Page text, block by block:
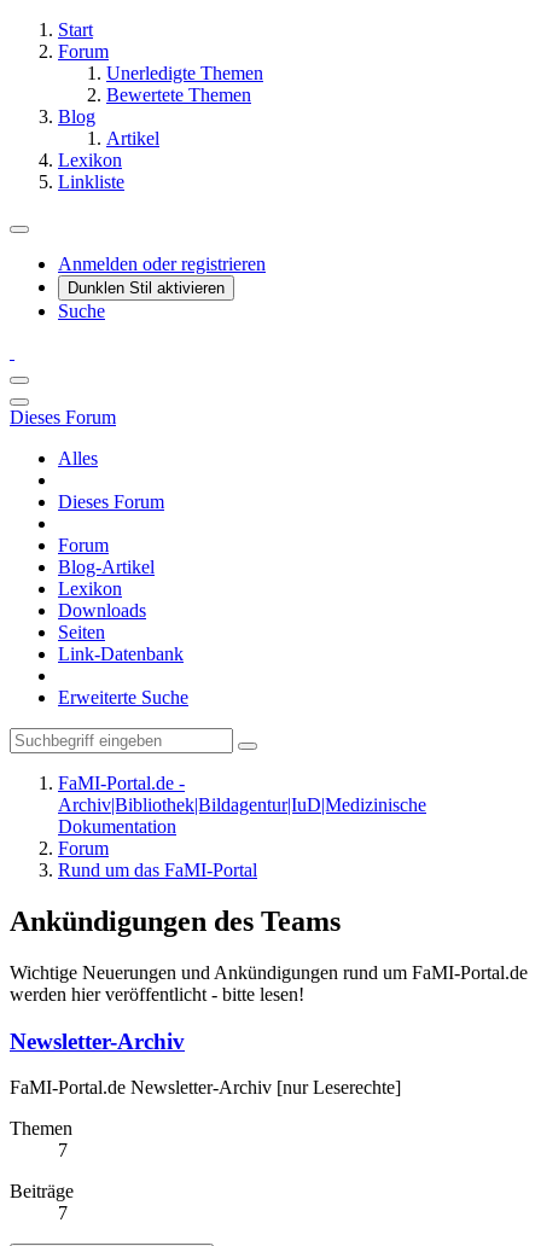
Start
Forum
Unerledigte Themen
Bewertete Themen
Blog
Artikel
Lexikon
Linkliste
Anmelden oder registrieren
Dunklen Stil aktivieren
Suche
Dieses Forum
Alles
Dieses Forum
Forum
Blog-Artikel
Lexikon
Downloads
Seiten
Link-Datenbank
Erweiterte Suche
FaMI-Portal.de -
Archiv|Bibliothek|Bildagentur|IuD|Medizinische
Dokumentation
Forum
Rund um das FaMI-Portal
Ankündigungen des Teams
Wichtige Neuerungen und Ankündigungen rund um FaMI-Portal.de
werden hier veröffentlicht - bitte lesen!
Newsletter-Archiv
FaMI-Portal.de Newsletter-Archiv [nur Leserechte]
Themen
7
Beiträge
7